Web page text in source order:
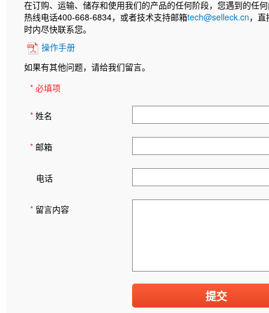
在订购、运输、储存和使用我们的产品的任何阶段，您遇到的任
热线电话400-668-6834，或者技术支持邮箱tech@selleck.cn，
时内尽快联系您。
操作手册
如果有其他问题，请给我们留言。
* 必填项
* 姓名
* 邮箱
电话
* 留言内容